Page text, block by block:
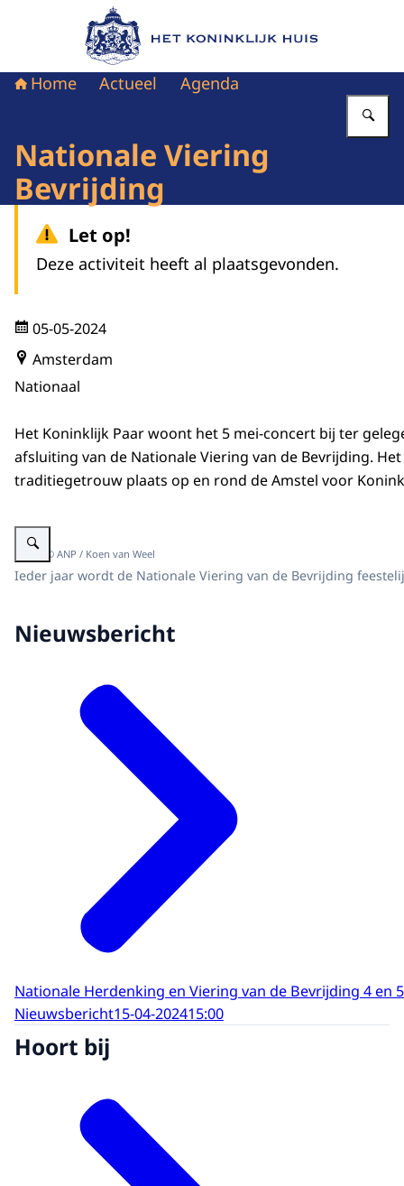
Naar de homepage van Het Koninklijk Huis
Home Actueel Agenda
Nationale Viering
Bevrijding
Let op!
Deze activiteit heeft al plaatsgevonden.
05-05-2024
Amsterdam
Nationaal
Het Koninklijk Paar woont het 5 mei-concert bij ter
afsluiting van de Nationale Viering van de Bevrijding.
traditiegetrouw plaats op en rond de Amstel voor
Vergroot afbeelding Koning Willem-Alexander en Koningin Máxima zijn
Beeld: © ANP / Koen van Weel
Ieder jaar wordt de Nationale Viering van de Bevrijding
Nieuwsbericht
Nationale Herdenking en Viering van de Bevrijding 4 en
Nieuwsbericht15-04-202415:00
Hoort bij